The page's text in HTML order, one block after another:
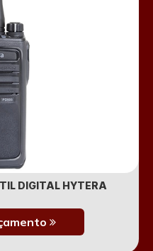
DIGITAL HYTERA